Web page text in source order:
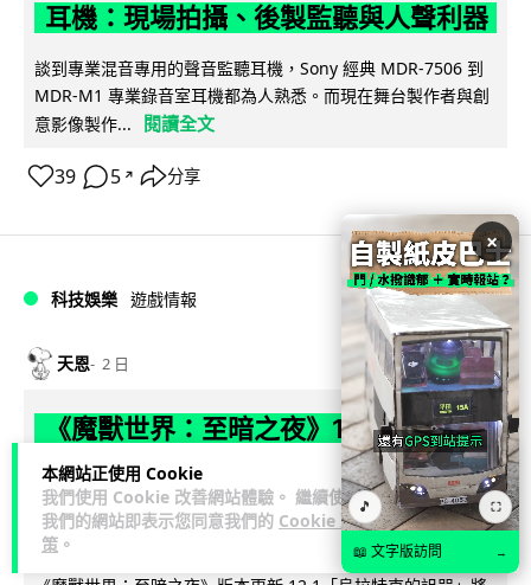
本網站正使用 Cookie
我們使用 Cookie 改善網站體驗。 繼續使用
我們的網站即表示您同意我們的 Cookie 政
策 。
耳機：現場拍攝、後製監聽與人聲利器
談到專業混音專用的聲音監聽耳機，Sony 經典 MDR-7506 到
MDR-M1 專業錄音室耳機都為人熟悉。而現在舞台製作者與創
意影像製作...
閱讀全文
39 5 ↗ 分享
科技娛樂 遊戲情報
天恩 2 日
《魔獸世界：至暗之夜》12.1 「烏拉特
克的詛咒」專訪：巢穴不為提高世界首
領門檻而設 《諸王之眠》縮短約 10 分
鐘
×
🎵 ⛶
📖 文字版訪問 →